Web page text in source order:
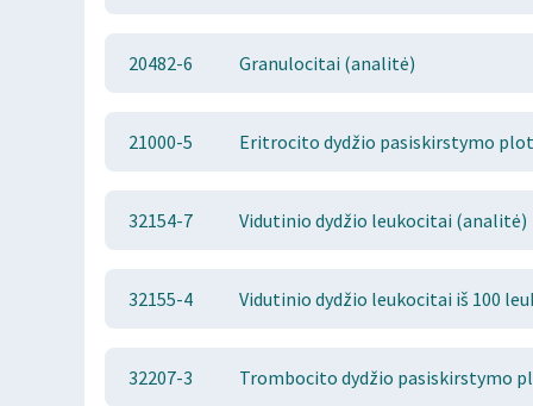
20482-6 Granulocitai (analitė)
21000-5 Eritrocito dydžio pasiskirstymo
32154-7 Vidutinio dydžio leukocitai (analitė)
32155-4 Vidutinio dydžio leukocitai iš 100
32207-3 Trombocito dydžio pasiskirstymo